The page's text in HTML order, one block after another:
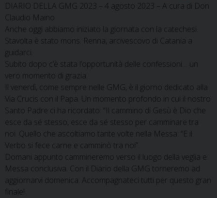
DIARIO DELLA GMG 2023 – 4 agosto 2023 – A cura di Don
Claudio Maino
Anche oggi abbiamo iniziato la giornata con la catechesi.
Stavolta è stato mons. Renna, arcivescovo di Catania a
guidarci.
Subito dopo c’è stata l’opportunità delle confessioni… un
vero momento di grazia.
Il venerdì, come sempre nelle GMG, è il giorno dedicato alla
Via Crucis con il Papa. Un momento profondo in cui il nostro
Santo Padre ci ha ricordato: “Il cammino di Gesù è Dio che
esce da sé stesso, esce da sé stesso per camminare tra
noi. Quello che ascoltiamo tante volte nella Messa: “E il
Verbo si fece carne e camminò tra noi”.
Domani appunto cammineremo verso il luogo della veglia e
Messa conclusiva. Con il Diario della GMG torneremo ad
aggiornarvi domenica. Accompagnateci tutti per questo gran
finale!